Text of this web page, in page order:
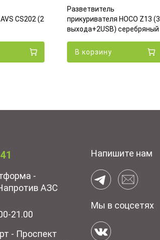
CS202 (2
Разветвитель
прикуривателя HOCO Z13 (3
выхода+2USB) серебряный
В корзину
-
АЗС
21.00
- Проспект
Напишите нам
Мы в соцсетях